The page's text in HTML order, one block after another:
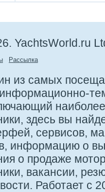
YachtsWorld.ru
Рассылка
из самых
здесь вы
сервисов,
информацию о
о продаже
вакансии,
Работает с